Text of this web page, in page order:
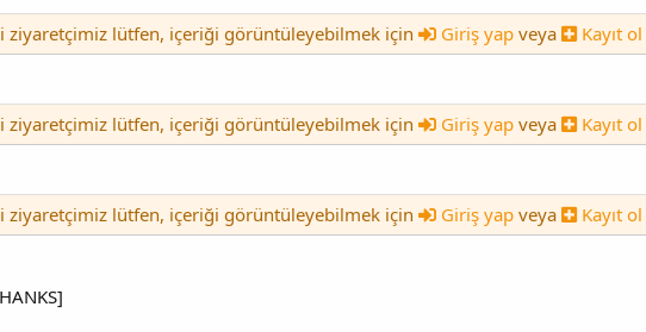
ziyaretçimiz lütfen, içeriği görüntüleyebilmek için Giriş yap veya Kayıt ol
ziyaretçimiz lütfen, içeriği görüntüleyebilmek için Giriş yap veya Kayıt ol
ziyaretçimiz lütfen, içeriği görüntüleyebilmek için Giriş yap veya Kayıt ol